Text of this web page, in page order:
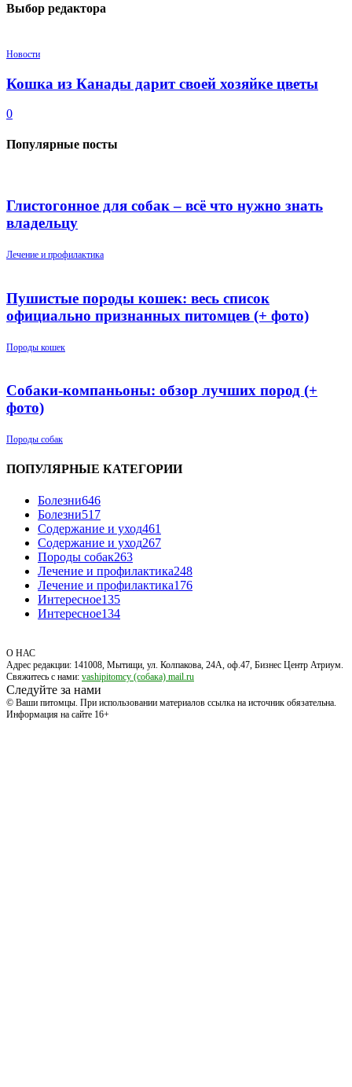
Выбор редактора
Новости
Кошка из Канады дарит своей хозяйке цветы
0
Популярные посты
Глистогонное для собак – всё что нужно знать
владельцу
Лечение и профилактика
Пушистые породы кошек: весь список
официально признанных питомцев (+ фото)
Породы кошек
Собаки-компаньоны: обзор лучших пород (+
фото)
Породы собак
ПОПУЛЯРНЫЕ КАТЕГОРИИ
Болезни646
Болезни517
Содержание и уход461
Содержание и уход267
Породы собак263
Лечение и профилактика248
Лечение и профилактика176
Интересное135
Интересное134
О НАС
Адрес редакции: 141008, Мытищи, ул. Колпакова, 24А, оф.47, Бизнес Центр Атриум.
Свяжитесь с нами: vashipitomcy (собака) mail.ru
Следуйте за нами
© Ваши питомцы. При использовании материалов ссылка на источник обязательна.
Информация на сайте 16+